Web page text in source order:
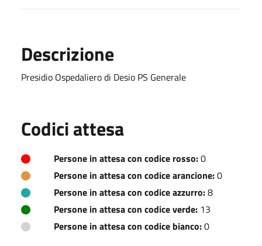
Descrizione
Presidio Ospedaliero di Desio PS Generale
Codici attesa
Persone in attesa con codice rosso:0
Persone in attesa con codice arancione:0
Persone in attesa con codice azzurro:8
Persone in attesa con codice verde: 13
Persone in attesa con codice bianco:0